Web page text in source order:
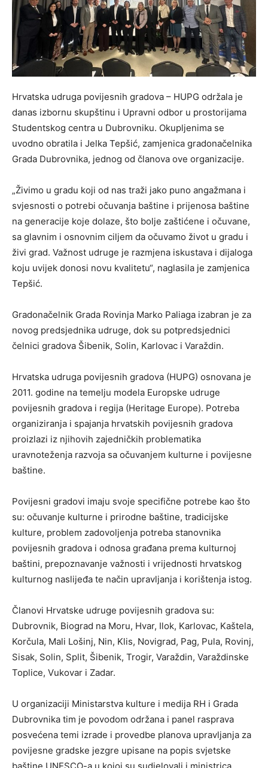
Hrvatska udruga povijesnih gradova – HUPG održala je
danas izbornu skupštinu i Upravni odbor u prostorijama
Studentskog centra u Dubrovniku. Okupljenima se
uvodno obratila i Jelka Tepšić, zamjenica gradonačelnika
Grada Dubrovnika, jednog od članova ove organizacije.
„Živimo u gradu koji od nas traži jako puno angažmana i
svjesnosti o potrebi očuvanja baštine i prijenosa baštine
na generacije koje dolaze, što bolje zaštićene i očuvane,
sa glavnim i osnovnim ciljem da očuvamo život u gradu i
živi grad. Važnost udruge je razmjena iskustava i dijaloga
koju uvijek donosi novu kvalitetu“, naglasila je zamjenica
Tepšić.
Gradonačelnik Grada Rovinja Marko Paliaga izabran je za
novog predsjednika udruge, dok su potpredsjednici
čelnici gradova Šibenik, Solin, Karlovac i Varaždin.
Hrvatska udruga povijesnih gradova (HUPG) osnovana je
2011. godine na temelju modela Europske udruge
povijesnih gradova i regija (Heritage Europe). Potreba
organiziranja i spajanja hrvatskih povijesnih gradova
proizlazi iz njihovih zajedničkih problematika
uravnoteženja razvoja sa očuvanjem kulturne i povijesne
baštine.
Povijesni gradovi imaju svoje specifične potrebe kao što
su: očuvanje kulturne i prirodne baštine, tradicijske
kulture, problem zadovoljenja potreba stanovnika
povijesnih gradova i odnosa građana prema kulturnoj
baštini, prepoznavanje važnosti i vrijednosti hrvatskog
kulturnog naslijeđa te način upravljanja i korištenja istog.
Članovi Hrvatske udruge povijesnih gradova su:
Dubrovnik, Biograd na Moru, Hvar, Ilok, Karlovac, Kaštela,
Korčula, Mali Lošinj, Nin, Klis, Novigrad, Pag, Pula, Rovinj,
Sisak, Solin, Split, Šibenik, Trogir, Varaždin, Varaždinske
Toplice, Vukovar i Zadar.
U organizaciji Ministarstva kulture i medija RH i Grada
Dubrovnika tim je povodom održana i panel rasprava
posvećena temi izrade i provedbe planova upravljanja za
povijesne gradske jezgre upisane na popis svjetske